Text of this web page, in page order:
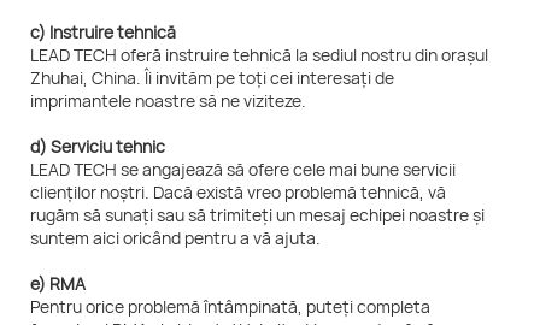
c) Instruire tehnică
LEAD TECH oferă instruire tehnică la sediul nostru din orașul
Zhuhai, China. Îi invităm pe toți cei interesați de
imprimantele noastre să ne viziteze.
d) Serviciu tehnic
LEAD TECH se angajează să ofere cele mai bune servicii
clienților noștri. Dacă există vreo problemă tehnică, vă
rugăm să sunați sau să trimiteți un mesaj echipei noastre și
suntem aici oricând pentru a vă ajuta.
e) RMA
Pentru orice problemă întâmpinată, puteți completa